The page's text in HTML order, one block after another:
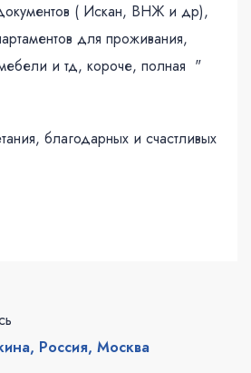
( Искан, ВНЖ и др),
для проживания,
и тд, короче, полная "
благодарных и счастливых
Россия, Москва